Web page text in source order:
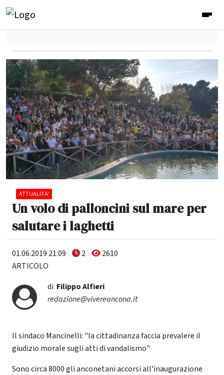
ATTUALITA'
Un volo di palloncini sul mare per
salutare i laghetti
01.06.2019 21:09 2
2610
ARTICOLO
di Filippo Alfieri
redazione@vivereancona.it
Il sindaco Mancinelli: "la cittadinanza faccia prevalere il
giudizio morale sugli atti di vandalismo"
Sono circa 8000 gli anconetani accorsi all'inaugurazione